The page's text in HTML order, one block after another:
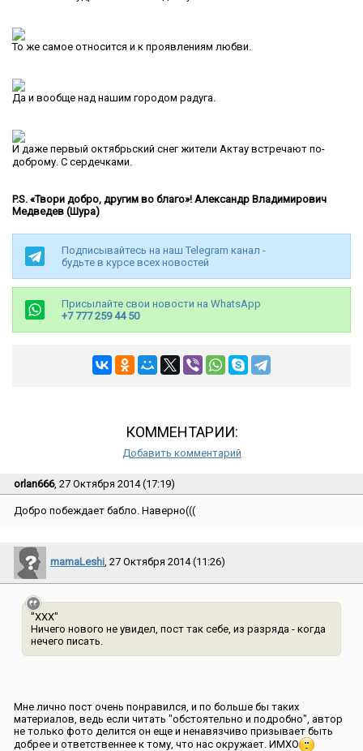
То же самое относится и к проявлениям любви.
Да и вообще над нашим городом радуга.
И даже первый октябрьский снег жители Актау встречают по-
доброму. С сердечками.
P.S. «Твори добро, другим во благо»! Александр Владимирович
Медведев (Шура)
Подписывайтесь на наш Telegram канал -
будьте в курсе всех новостей
Присылайте свои новости на WhatsApp
+7 777 259 44 50
КОММЕНТАРИИ:
Добавить комментарий
orlan666, 27 Октября 2014 (17:19)
Добро побеждает бабло. Наверно(((
mamaLeshi, 27 Октября 2014 (11:26)
"ХХХ"
Ничего нового не увидел, пост так себе, из разряда - когда
нечего писать.
Мне лично пост очень понравился, и по больше бы таких
материалов, ведь если читать "обстоятельно и подробно", автор
не только фото делится он еще и ненавязчиво призывает быть
добрее и ответственнее к тому, что нас окружает. ИМХО